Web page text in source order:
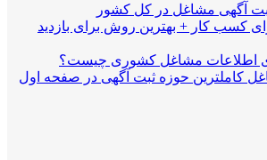
آگهی مشاغل در کل کشور
کسب کار + بهترین روش برای بازدید
اطلاعات مشاغل کشوری چیست؟
کاملترین حوزه ثبت آگهی در صفحه اول